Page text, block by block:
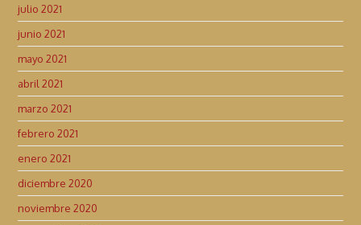
julio 2021
junio 2021
mayo 2021
abril 2021
marzo 2021
febrero 2021
enero 2021
diciembre 2020
noviembre 2020